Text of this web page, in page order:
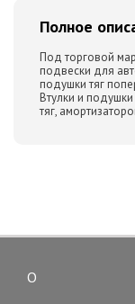
Полное
Под торговой
подвески для
подушки тяг
Втулки и
тяг,
О